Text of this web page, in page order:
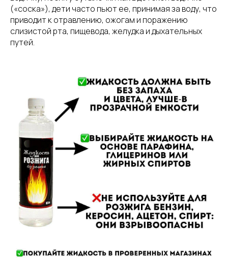
(«соска»), дети часто пьют ее, принимая за воду, что
приводит к отравлению, ожогам и поражению
слизистой рта, пищевода, желудка и дыхательных
путей.